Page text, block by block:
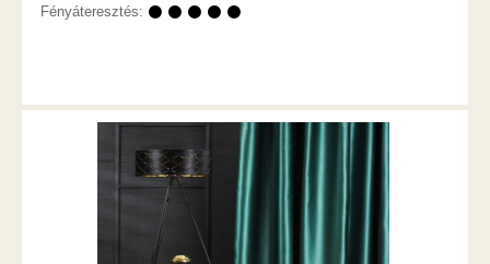
Fényáteresztés: ⚫ ⚫ ⚫ ⚫ ⚫